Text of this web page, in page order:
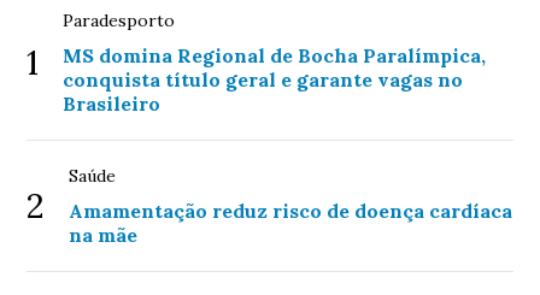
1
Paradesporto
MS domina Regional de Bocha Paralímpica,
conquista título geral e garante vagas no
Brasileiro
2
Saúde
Amamentação reduz risco de doença cardíaca
na mãe